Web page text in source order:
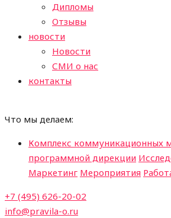
Дипломы
Отзывы
новости
Новости
СМИ о нас
контакты
Что мы делаем:
Комплекс коммуникационных
программной дирекции
Маркетинг Мероприятия
+7 (495) 626-20-02
info@pravila-o.ru